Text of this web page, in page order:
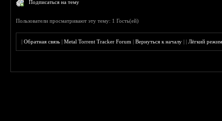
Подписаться на тему
Пользователи просматривают эту тему: 1 Гость(ей)
|Обратная связь |Metal Torrent Tracker Forum |Вернуться к началу ||Лёгкий